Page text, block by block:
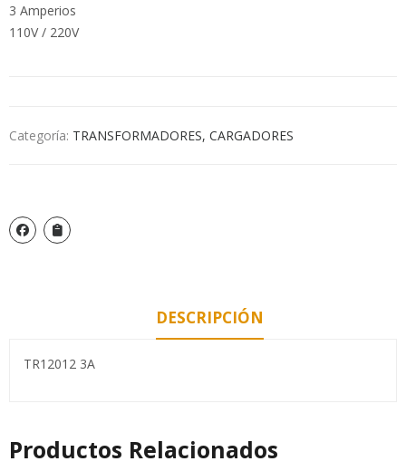
3 Amperios
110V / 220V
Categoría: TRANSFORMADORES, CARGADORES
DESCRIPCIÓN
TR12012 3A
Productos Relacionados